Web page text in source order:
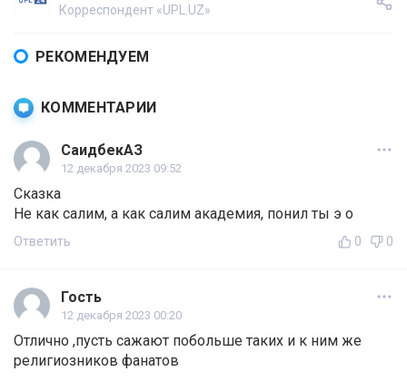
Корреспондент «UPL.UZ»
РЕКОМЕНДУЕМ
КОММЕНТАРИИ
СаидбекАЗ
12 декабря 2023 09:52
Сказка
Не как салим, а как салим академия, понил ты э о
Ответить 0 0
Гость
12 декабря 2023 00:20
Отлично ,пусть сажают побольше таких и к ним же
религиозников фанатов